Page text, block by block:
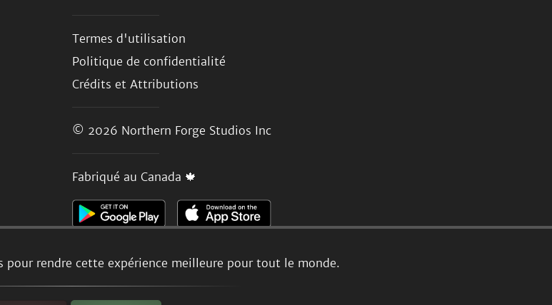
pour rendre cette expérience meilleure pour tout le monde.
Termes d'utilisation
Politique de confidentialité
Crédits et Attributions
© 2026 Northern Forge Studios Inc
Fabriqué au Canada 🍁